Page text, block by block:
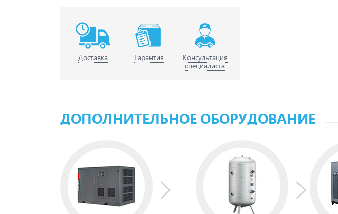
Доставка Гарантия
Консультация
специалиста
ДОПОЛНИТЕЛЬНОЕ ОБОРУДОВАНИЕ